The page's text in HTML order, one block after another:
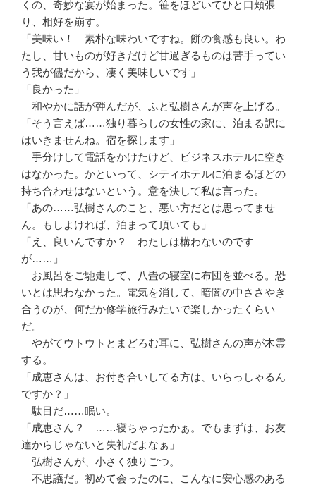
くの、奇妙な宴が始まった。笹をほどいてひと口頬張
り、相好を崩す。
「美味い！ 素朴な味わいですね。餅の食感も良い。わ
たし、甘いものが好きだけど甘過ぎるものは苦手ってい
う我が儘だから、凄く美味しいです」
「良かった」
和やかに話が弾んだが、ふと弘樹さんが声を上げる。
「そう言えば……独り暮らしの女性の家に、泊まる訳に
はいきませんね。宿を探します」
手分けして電話をかけたけど、ビジネスホテルに空き
はなかった。かといって、シティホテルに泊まるほどの
持ち合わせはないという。意を決して私は言った。
「あの……弘樹さんのこと、悪い方だとは思ってませ
ん。もしよければ、泊まって頂いても」
「え、良いんですか？ わたしは構わないのです
が……」
お風呂をご馳走して、八畳の寝室に布団を並べる。恐
いとは思わなかった。電気を消して、暗闇の中ささやき
合うのが、何だか修学旅行みたいで楽しかったくらい
だ。
やがてウトウトとまどろむ耳に、弘樹さんの声が木霊
する。
「成恵さんは、お付き合いしてる方は、いらっしゃるん
ですか？」
駄目だ……眠い。
「成恵さん？ ……寝ちゃったかぁ。でもまずは、お友
達からじゃないと失礼だよなぁ」
弘樹さんが、小さく独りごつ。
不思議だ。初めて会ったのに、こんなに安心感のある